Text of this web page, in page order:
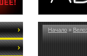
Начало »